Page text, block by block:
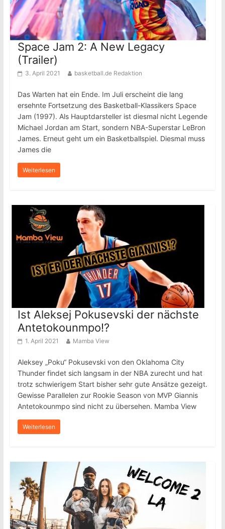
Space Jam 2: A New Legacy
(Trailer)
3. April 2021 basketball.de Redaktion
Das Warten hat ein Ende. Im Juli erscheint die lang
ersehnte Fortsetzung des Basketball-Klassikers Space
Jam (1997). Als Hauptdarsteller ist diesmal nicht Legende
Michael Jordan am Start, sondern NBA-Superstar LeBron
James. Erneut geht um ein Basketballspiel. Diesmal muss
James die
Weiterlesen
Ist Aleksej Pokusevski der nächste
Antetokounmpo!?
1. April 2021 Mamba View
Aleksey „Poku“ Pokusevski von den Oklahoma City
Thunder findet sich langsam in der NBA zurecht und hat
trotz schwierigem Start bisher sehr gute Ansätze gezeigt.
Gewisse Parallelen zur Rookie Season von MVP Giannis
Antetokounmpo sind nicht zu übersehen. Mamba View
Weiterlesen